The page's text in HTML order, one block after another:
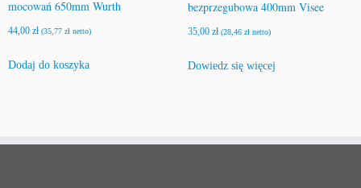
mocowań 650mm Wurth
44,00 zł (35,77 zł netto)
Dodaj do koszyka
bezprzegubowa 400mm Visee
35,00 zł (28,46 złnetto)
Dowiedz się więcej